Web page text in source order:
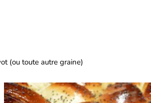
(ou toute autre graine)